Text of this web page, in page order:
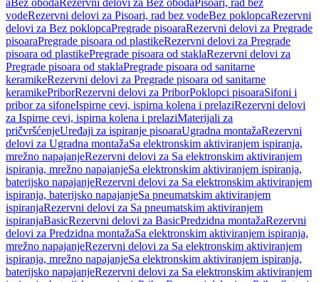
aBez obodaRezervni delovi za Bez obodaPisoari, rad bez
vodeRezervni delovi za Pisoari, rad bez vodeBez poklopcaRezervni
delovi za Bez poklopcaPregrade pisoaraRezervni delovi za Pregrade
pisoaraPregrade pisoara od plastikeRezervni delovi za Pregrade
pisoara od plastikePregrade pisoara od staklaRezervni delovi za
Pregrade pisoara od staklaPregrade pisoara od sanitarne
keramikeRezervni delovi za Pregrade pisoara od sanitarne
keramikePriborRezervni delovi za PriborPoklopci pisoaraSifoni i
pribor za sifoneIspirne cevi, ispirna kolena i prelaziRezervni delovi
za Ispirne cevi, ispirna kolena i prelaziMaterijali za
pričvršćenjeUređaji za ispiranje pisoaraUgradna montažaRezervni
delovi za Ugradna montažaSa elektronskim aktiviranjem ispiranja,
mrežno napajanjeRezervni delovi za Sa elektronskim aktiviranjem
ispiranja, mrežno napajanjeSa elektronskim aktiviranjem ispiranja,
baterijsko napajanjeRezervni delovi za Sa elektronskim aktiviranjem
ispiranja, baterijsko napajanjeSa pneumatskim aktiviranjem
ispiranjaRezervni delovi za Sa pneumatskim aktiviranjem
ispiranjaBasicRezervni delovi za BasicPredzidna montažaRezervni
delovi za Predzidna montažaSa elektronskim aktiviranjem ispiranja,
mrežno napajanjeRezervni delovi za Sa elektronskim aktiviranjem
ispiranja, mrežno napajanjeSa elektronskim aktiviranjem ispiranja,
baterijsko napajanjeRezervni delovi za Sa elektronskim aktiviranjem